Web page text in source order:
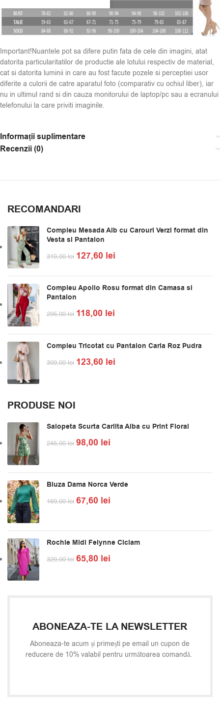
Important!Nuantele pot sa difere putin fata de cele din imagini, atat
datorita particularitatilor de productie ale lotului respectiv de material,
cat si datorita luminii in care au fost facute pozele si perceptiei usor
diferite a culorii de catre aparatul foto (comparativ cu ochiul liber), iar
nu in ultimul rand si din cauza monitorului de laptop/pc sau a ecranului
telefonului la care priviti imaginile.
Informații suplimentare
Recenzii (0)
RECOMANDARI
Compleu Mesada Alb cu Carouri Verzi format din
Vesta si Pantalon
319,00lei 127,60 lei
Compleu Apollo Rosu format din Camasa si
Pantalon
295,00lei 118,00 lei
Compleu Tricotat cu Pantalon Carla Roz Pudra
309,00lei 123,60 lei
PRODUSE NOI
Salopeta Scurta Carlita Alba cu Print Floral
245,00lei 98,00 lei
Bluza Dama Norca Verde
169,00lei 67,60 lei
Rochie Midi Felynne Ciclam
329,00lei 65,80 lei
ABONEAZA-TE LA NEWSLETTER
Aboneaza-te acum și primești pe email un cupon de
reducere de 10% valabil pentru următoarea comandă.